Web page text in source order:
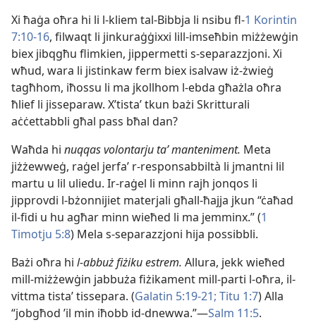
Xi ħaġa oħra hi li l-​kliem tal-​Bibbja li nsibu fl-​1 Korintin
7:10-16, filwaqt li jinkuraġġixxi lill-​imseħbin miżżewġin
biex jibqgħu flimkien, jippermetti s-​separazzjoni. Xi
wħud, wara li jistinkaw ferm biex isalvaw iż-​żwieġ
tagħhom, iħossu li ma jkollhom l-​ebda għażla oħra
ħlief li jisseparaw. X’tistaʼ tkun bażi Skritturali
aċċettabbli għal pass bħal dan?
Waħda hi nuqqas volontarju taʼ manteniment. Meta
jiżżewweġ, raġel jerfaʼ r-​responsabbiltà li jmantni lil
martu u lil uliedu. Ir-​raġel li minn rajh jonqos li
jipprovdi l-​bżonnijiet materjali għall-​ħajja jkun “ċaħad
il-​fidi u hu agħar minn wieħed li ma jemminx.” (1
Timotju 5:8) Mela s-​separazzjoni hija possibbli.
Bażi oħra hi l-​abbuż fiżiku estrem. Allura, jekk wieħed
mill-​miżżewġin jabbuża fiżikament mill-​parti l-​oħra, il-​
vittma tistaʼ tissepara. (Galatin 5:19-21; Titu 1:7) Alla
“jobgħod ’il min iħobb id-​dnewwa.”—Salm 11:5.